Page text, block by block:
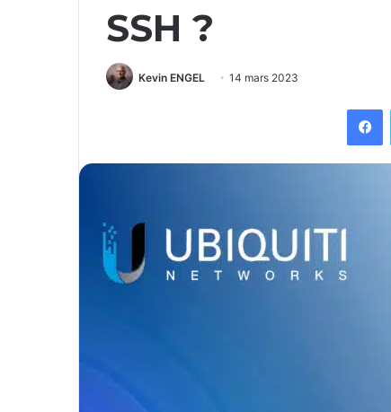
SSH ?
Kevin ENGEL 14 mars 2023